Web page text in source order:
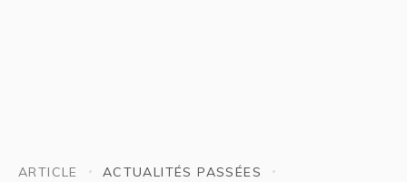
ARTICLE
ACTUALITÉS PASSÉES